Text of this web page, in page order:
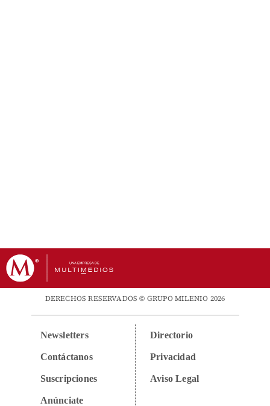
DERECHOS RESERVADOS © GRUPO MILENIO 2026
Newsletters
Contáctanos
Suscripciones
Anúnciate
Directorio
Privacidad
Aviso Legal